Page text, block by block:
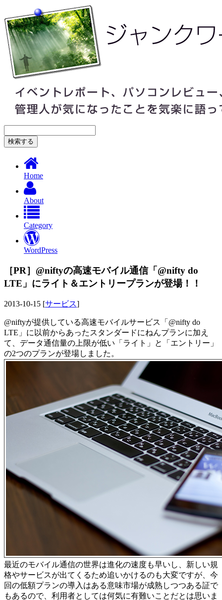
Home
About
Category
WordPress
［PR］@niftyの高速モバイル通信「@nifty do
LTE」にライト＆エントリープランが登場！！
2013-10-15 [サービス]
@niftyが提供している高速モバイルサービス「@nifty do
LTE」に以前からあったスタンダードにねんプランに加え
て、データ通信量の上限が低い「ライト」と「エントリー」
の2つのプランが登場しました。
最近のモバイル通信の世界は進化の速度も早いし、新しい規
格やサービスが出てくるため追いかけるのも大変ですが、今
回の低額プランの導入はある意味市場が成熟しつつある証で
もあるので、利用者としては何気に有難いことだとは思いま